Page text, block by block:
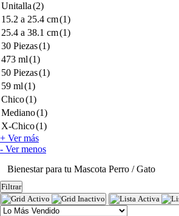
Unitalla(2)
15.2 a 25.4 cm(1)
25.4 a 38.1 cm(1)
30 Piezas(1)
473 ml(1)
50 Piezas(1)
59 ml(1)
Chico(1)
Mediano(1)
X-Chico(1)
+ Ver más
- Ver menos
Bienestar para tu Mascota Perro / Gato
Filtrar